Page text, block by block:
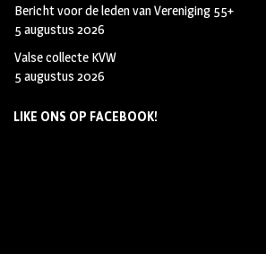
Bericht voor de leden van Vereniging 55+
5 augustus 2026
Valse collecte KVW
5 augustus 2026
LIKE ONS OP FACEBOOK!